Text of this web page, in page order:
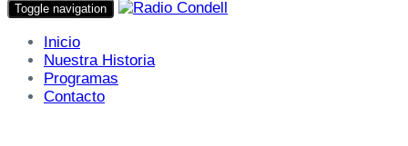
Toggle navigation
Inicio
Nuestra Historia
Programas
Contacto